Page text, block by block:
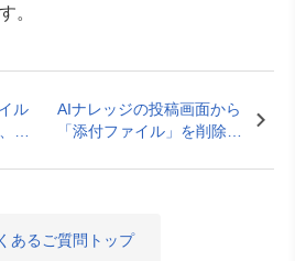
。
ル
内
AIナレッジの投稿画面から
「添付ファイル」を削除し
削除されますか？
あるご質問トップ